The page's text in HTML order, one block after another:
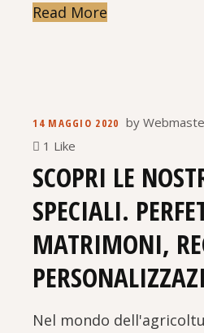
Read More
14 MAGGIO 2020 by
1 Like
SCOPRI LE
SPECIALI.
MATRIMONI,
Nel mondo